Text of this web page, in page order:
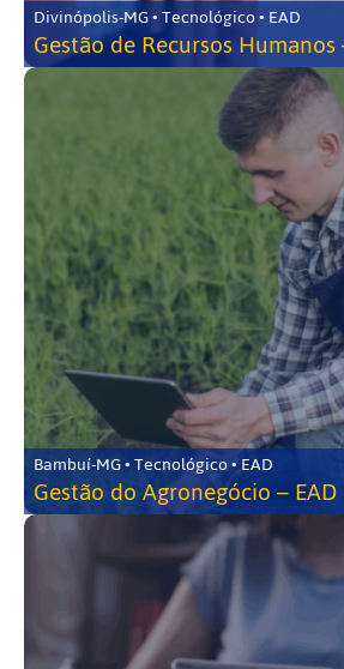
Divinópolis-MG • Tecnológico • EAD
Gestão de Recursos Humanos
Bambuí-MG • Tecnológico • EAD
Gestão do Agronegócio – EAD